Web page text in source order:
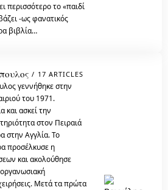
περισσότερο το «παιδί
-ως φανατικός
βιβλία…
17 ARTICLES
γεννήθηκε στην
του 1971.
και ασκεί την
στον Πειραιά
στην Αγγλία. Το
προσέλκυσε η
και ακολούθησε
Μετά τα πρώτα